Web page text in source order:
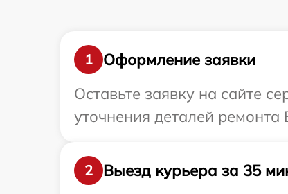
1
Оформление заявки
Оставьте заявку на сайте
уточнения деталей ремонта
2
Выезд курьера за 35